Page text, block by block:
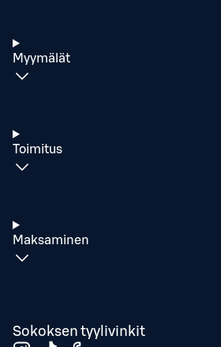
Myymälät
Toimitus
Maksaminen
Sokoksen tyylivinkit